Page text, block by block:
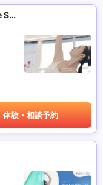
マシンピラティススタジオ ザ･シルク(the SILK)
体験・相談予約